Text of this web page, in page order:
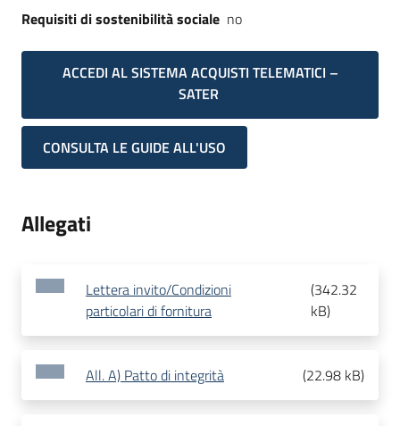
Requisiti di sostenibilità sociale no
ACCEDI AL SISTEMA ACQUISTI TELEMATICI –
SATER
CONSULTA LE GUIDE ALL'USO
Allegati
Lettera invito/Condizioni
particolari di fornitura
(342.32
kB)
All. A) Patto di integrità (22.98 kB)